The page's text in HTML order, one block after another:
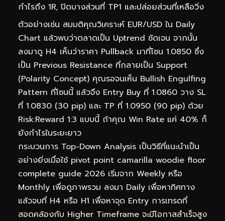
กำไรถึง 1R, ปิดบางส่วนที่ TP1 และปล่อยส่วนที่เหลือวิ่ง
ตัวอย่างเช่น สมมติคุณวิเคราะห์ EUR/USD ใน Daily
Chart แล้วพบว่าตลาดเป็น Uptrend ชัดเจน จากนั้น
ลงมาดู H4 เห็นว่าราคา Pullback มาที่โซน 1.0850 ซึ่ง
เป็น Previous Resistance ที่กลายเป็น Support
(Polarity Concept) คุณรอจนเห็น Bullish Engulfing
Pattern ที่โซนนี้ แล้วจึง Entry Buy ที่ 1.0860 วาง SL
ที่ 1.0830 (30 pip) และ TP ที่ 1.0950 (90 pip) ด้วย
Risk:Reward 1:3 แบบนี้ ถ้าคุณ Win Rate แค่ 40% ก็
ยังกำไรในระยะยาว
กระบวนการ Top-Down Analysis เป็นวิธีที่แนะนำเป็น
อย่างยิ่งเมื่อใช้ pivot point camarilla woodie floor
complete guide 2026 เริ่มจาก Weekly หรือ
Monthly เพื่อดูภาพรวม ลงมา Daily เพื่อหาทิศทาง
แล้วจบที่ H4 หรือ H1 เพื่อหาจุด Entry การเทรดที่
สอดคล้องกับ Higher Timeframe จะมีโอกาสสำเร็จสูง